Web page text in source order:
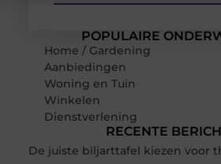
POPULAIRE
Home / Gardening
Aanbiedingen
Woning en Tuin
Winkelen
Dienstverlening
RECENTE
De juiste biljarttafel kiezen voor